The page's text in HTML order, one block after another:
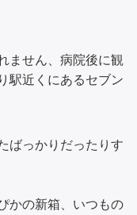
ません、病院後に観
駅近くにあるセブン
ばっかりだったりす
かの新箱、いつもの